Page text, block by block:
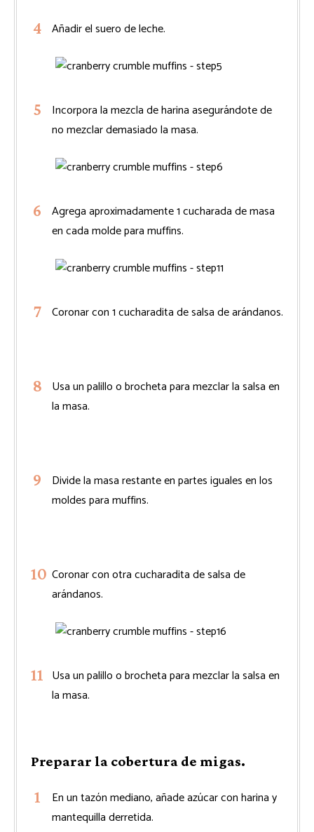
Añadir el suero de leche.
Incorpora la mezcla de harina asegurándote de
no mezclar demasiado la masa.
Agrega aproximadamente 1 cucharada de masa
en cada molde para muffins.
Coronar con 1 cucharadita de salsa de arándanos.
Usa un palillo o brocheta para mezclar la salsa en
la masa.
Divide la masa restante en partes iguales en los
moldes para muffins.
Coronar con otra cucharadita de salsa de
arándanos.
Usa un palillo o brocheta para mezclar la salsa en
la masa.
Preparar la cobertura de migas.
En un tazón mediano, añade azúcar con harina y
mantequilla derretida.